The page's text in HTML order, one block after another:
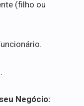
(filho ou
Negócio: